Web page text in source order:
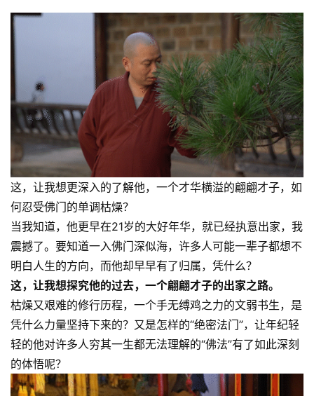
这，让我想更深入的了解他，一个才华横溢的翩翩才子，如
何忍受佛门的单调枯燥？
当我知道，他更早在21岁的大好年华，就已经执意出家，我
震撼了。要知道一入佛门深似海，许多人可能一辈子都想不
明白人生的方向，而他却早早有了归属，凭什么？
这，让我想探究他的过去，一个翩翩才子的出家之路。
枯燥又艰难的修行历程，一个手无缚鸡之力的文弱书生，是
凭什么力量坚持下来的？又是怎样的“绝密法门”，让年纪轻
轻的他对许多人穷其一生都无法理解的“佛法”有了如此深刻
的体悟呢？